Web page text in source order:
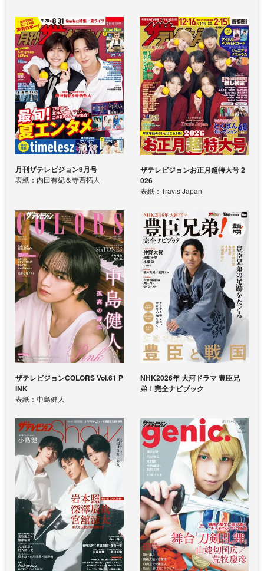
月刊ザテレビジョン9月号
表紙：内田有紀＆寺西拓人
ザテレビジョンお正月超特大号 2
026
表紙：Travis Japan
ザテレビジョンCOLORS Vol.61 P
INK
表紙：中島健人
NHK2026年 大河ドラマ 豊臣兄
弟！完全ナビブック